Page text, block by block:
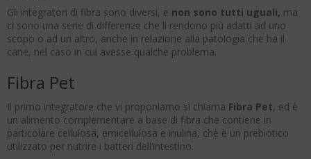
Gli integratori di fibra sono diversi, e non sono tutti uguali, ma
ci sono una serie di differenze che li rendono più adatti ad uno
scopo o ad un altro, anche in relazione alla patologia che ha il
cane, nel caso in cui avesse qualche problema.
Fibra Pet
Il primo integratore che vi proponiamo si chiama Fibra Pet, ed è
un alimento complementare a base di fibra che contiene in
particolare cellulosa, emicellulosa e inulina, che è un prebiotico
utilizzato per nutrire i batteri dell’intestino.